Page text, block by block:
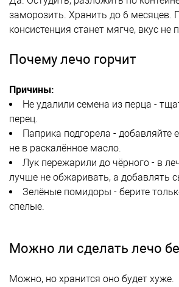
заморозить. Хранить до 6 месяцев.
консистенция станет мягче, вкус не
Почему лечо горчит
Причины:
Не удалили семена из перца -
перец.
Паприка подгорела - добавляйте
не в раскалённое масло.
Лук пережарили до чёрного - в
лучше не обжаривать, а добавлять
Зелёные помидоры - берите
спелые.
Можно ли сделать лечо
Можно, но хранится оно будет хуже.